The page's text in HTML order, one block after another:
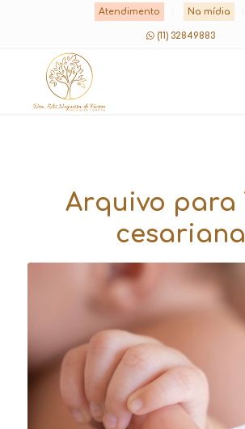
Atendimento Na mídia
(11) 32849883
Arquivo para
cesariana